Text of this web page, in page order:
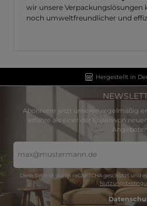
wir unsere Verpackungslösungen
noch umweltfreundlicher und
Hergestellt in
Abonniere jetzt unseren regelmäßig
erfahre als einer der Ersten von
Mail-
Adresse
Diese Seite ist durch reCAPTCHA geschützt und